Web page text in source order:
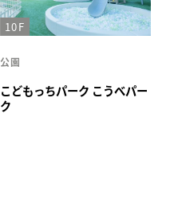
公園
こどもっちパーク こうべパー
ク
10F